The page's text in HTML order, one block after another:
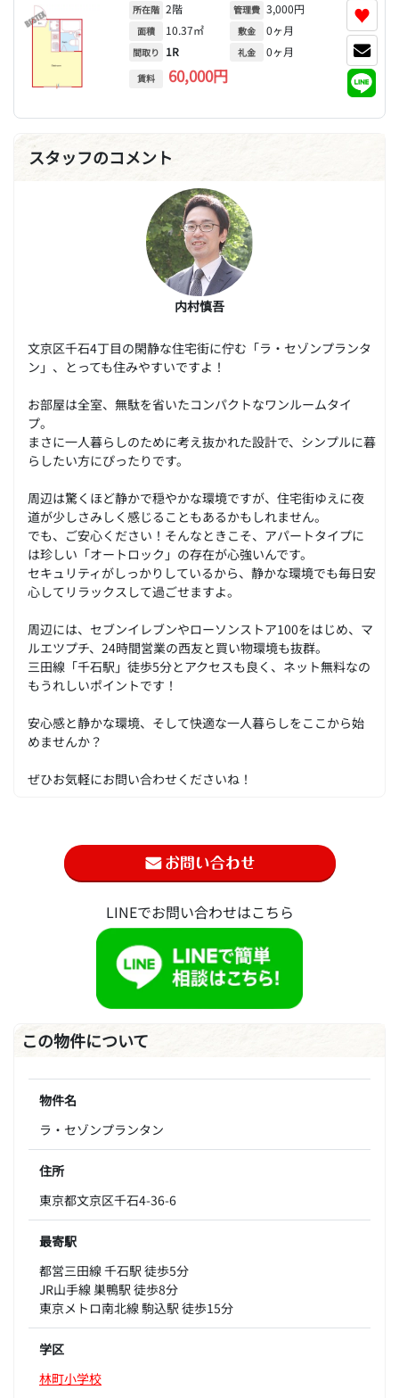
所在階 2階
面積 10.37㎡
間取り 1R
賃料 60,000円
管理費 3,000円
敷金 0ヶ月
礼金 0ヶ月
♥
スタッフのコメント
内村慎吾
文京区千石4丁目の閑静な住宅街に佇む「ラ・セゾンプランタ
ン」、とっても住みやすいですよ！
お部屋は全室、無駄を省いたコンパクトなワンルームタイ
プ。
まさに一人暮らしのために考え抜かれた設計で、シンプルに暮
らしたい方にぴったりです。
周辺は驚くほど静かで穏やかな環境ですが、住宅街ゆえに夜
道が少しさみしく感じることもあるかもしれません。
でも、ご安心ください！そんなときこそ、アパートタイプに
は珍しい「オートロック」の存在が心強いんです。
セキュリティがしっかりしているから、静かな環境でも毎日安
心してリラックスして過ごせますよ。
周辺には、セブンイレブンやローソンストア100をはじめ、マ
ルエツプチ、24時間営業の西友と買い物環境も抜群。
三田線「千石駅」徒歩5分とアクセスも良く、ネット無料なの
もうれしいポイントです！
安心感と静かな環境、そして快適な一人暮らしをここから始
めませんか？
ぜひお気軽にお問い合わせくださいね！
LINEでお問い合わせはこちら
この物件について
物件名
ラ・セゾンプランタン
住所
東京都文京区千石4-36-6
最寄駅
都営三田線 千石駅 徒歩5分
JR山手線 巣鴨駅 徒歩8分
東京メトロ南北線 駒込駅 徒歩15分
学区
林町小学校